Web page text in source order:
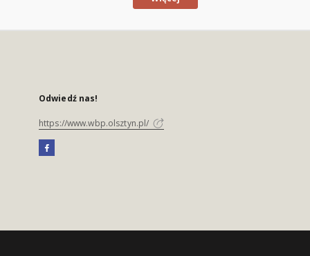
Odwiedź nas!
https://www.wbp.olsztyn.pl/